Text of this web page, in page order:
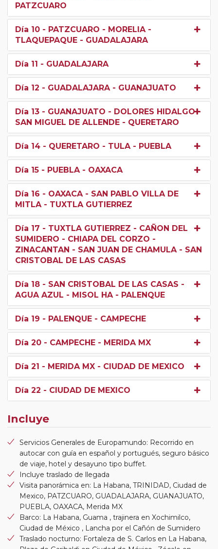
PATZCUARO
Día 10 - PATZCUARO - MORELIA -
TLAQUEPAQUE - GUADALAJARA
Día 11 - GUADALAJARA
Día 12 - GUADALAJARA - GUANAJUATO
Día 13 - GUANAJUATO - DOLORES HIDALGO -
SAN MIGUEL DE ALLENDE - QUERETARO
Día 14 - QUERETARO - TULA - PUEBLA
Día 15 - PUEBLA - OAXACA
Día 16 - OAXACA - SAN PABLO VILLA DE
MITLA - TUXTLA GUTIERREZ
Día 17 - TUXTLA GUTIERREZ - CAÑON DEL
SUMIDERO - CHIAPA DEL CORZO -
ZINACANTAN - SAN JUAN DE CHAMULA - SAN
CRISTOBAL DE LAS CASAS
Día 18 - SAN CRISTOBAL DE LAS CASAS -
AGUA AZUL - MISOL HA - PALENQUE
Día 19 - PALENQUE - CAMPECHE
Día 20 - CAMPECHE - MERIDA MX
Día 21 - MERIDA MX - CIUDAD DE MEXICO
Día 22 - CIUDAD DE MEXICO
Incluye
Servicios Generales de Europamundo: Recorrido en
autocar con guía en español y portugués, seguro básico
de viaje, hotel y desayuno tipo buffet.
Incluye traslado de llegada
Visita panorámica en: La Habana, TRINIDAD, Ciudad de
Mexico, PATZCUARO, GUADALAJARA, GUANAJUATO,
PUEBLA, OAXACA, Merida MX
Barco: La Habana, Guama , trajinera en Xochimilco,
Ciudad de México , Lancha por el Cañón de Sumidero
Traslado nocturno: Fortaleza de S. Carlos en La Habana,